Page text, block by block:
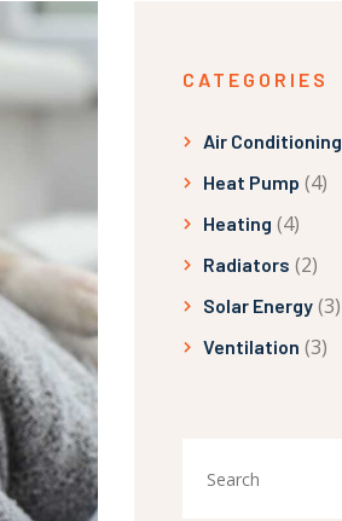
CATEGORIES
Air Conditioning
Heat Pump (4)
Heating (4)
Radiators (2)
Solar Energy (3)
Ventilation (3)